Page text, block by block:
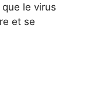
le virus
et se